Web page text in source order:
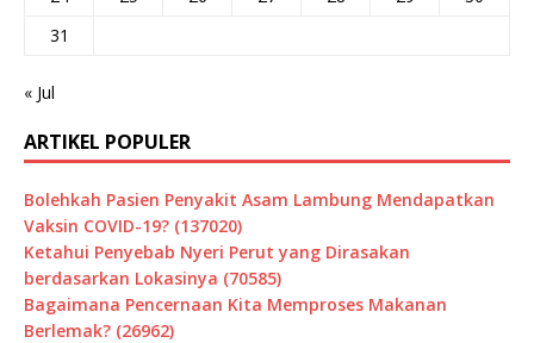
31
« Jul
ARTIKEL POPULER
Bolehkah Pasien Penyakit Asam Lambung Mendapatkan
Vaksin COVID-19? (137020)
Ketahui Penyebab Nyeri Perut yang Dirasakan
berdasarkan Lokasinya (70585)
Bagaimana Pencernaan Kita Memproses Makanan
Berlemak? (26962)